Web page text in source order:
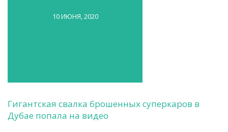
10 ИЮНЯ, 2020
Гигантская свалка брошенных суперкаров в
Дубае попала на видео